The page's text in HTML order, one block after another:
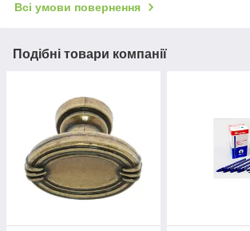
Всі умови повернення
Подібні товари компанії